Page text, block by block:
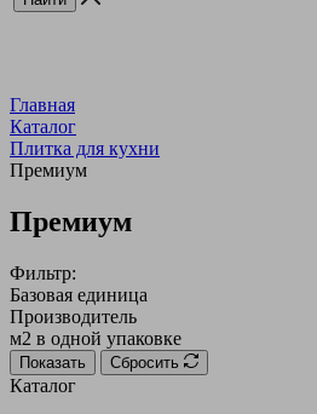
Главная
Каталог
Плитка для кухни
Премиум
Премиум
Фильтр:
Базовая единица
Производитель
м2 в одной упаковке
Показать Сбросить
Каталог